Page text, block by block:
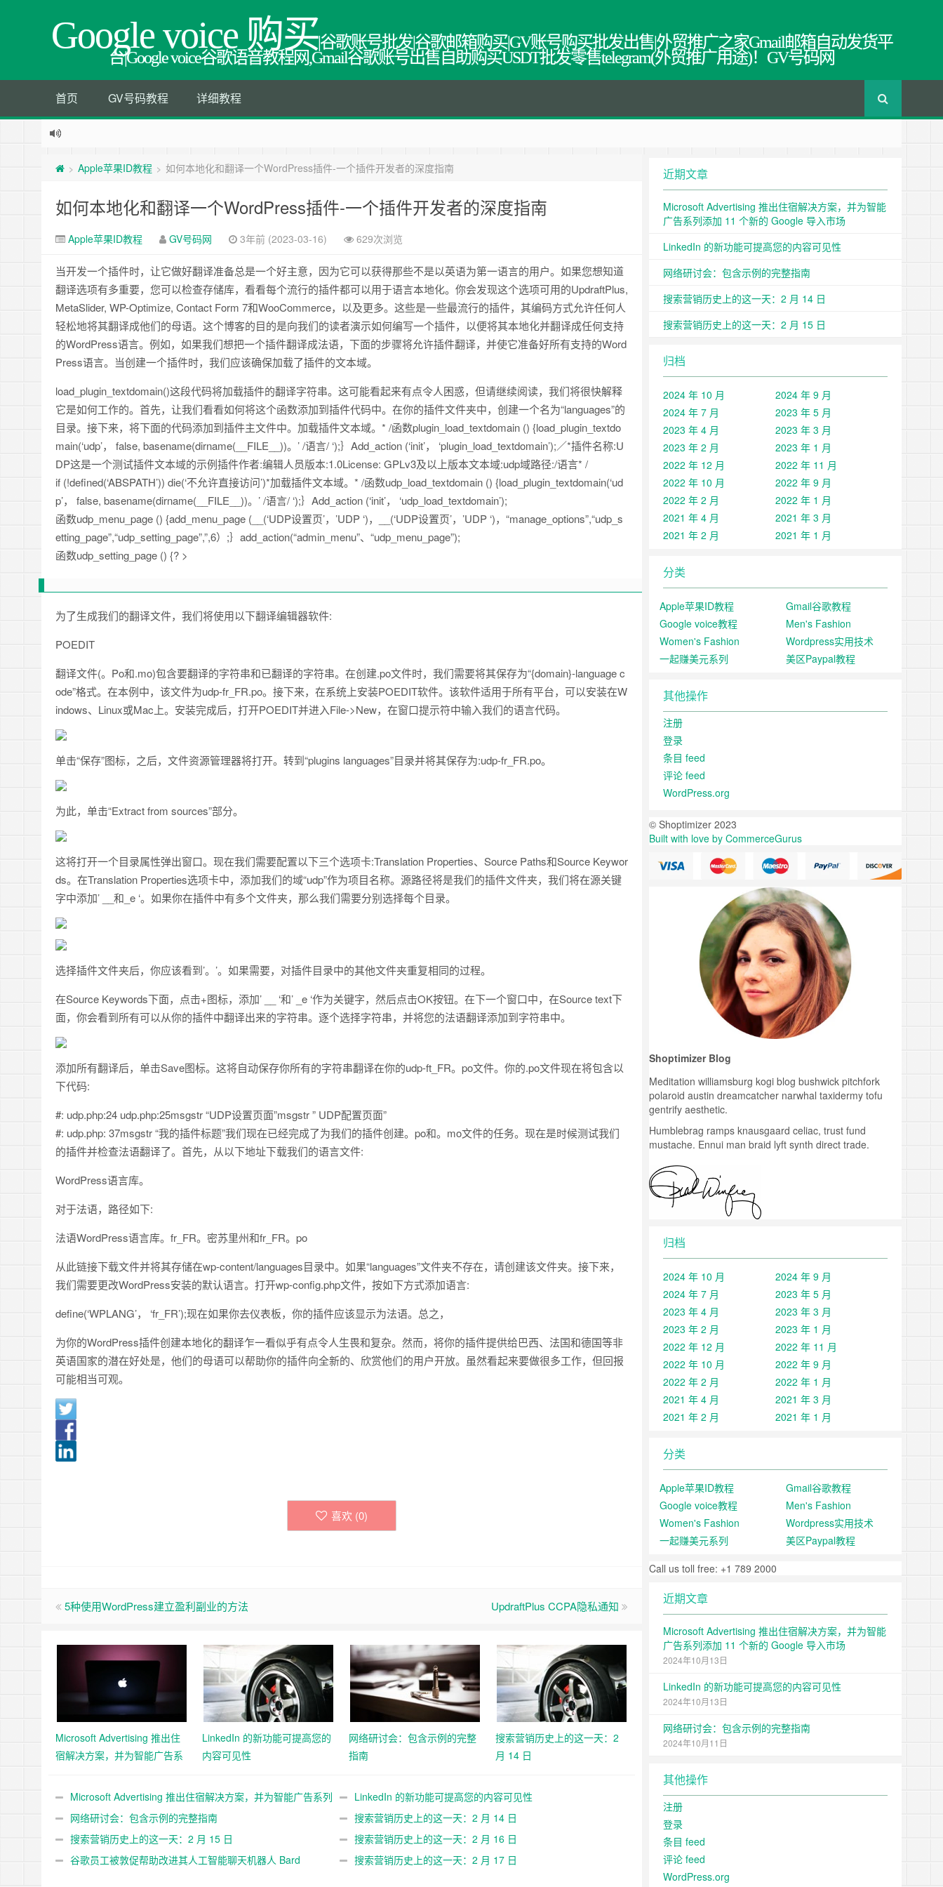
Google voice 购买|谷歌账号批发|谷歌邮箱购买|GV账号购买批发出售|外贸推广之家Gmail邮箱自动发货平
台|Google voice谷歌语音教程网,Gmail谷歌账号出售自助购买USDT批发零售telegram(外贸推广用途)！GV号码网
首页 GV号码教程 详细教程
> Apple苹果ID教程 > 如何本地化和翻译一个WordPress插件-一个插件开发者的深度指南
如何本地化和翻译一个WordPress插件-一个插件开发者的深度指南
Apple苹果ID教程 GV号码网 3年前 (2023-03-16) 629次浏览
当开发一个插件时，让它做好翻译准备总是一个好主意，因为它可以获得那些不是以英语为第一语言的用户。如果您想知道
翻译选项有多重要，您可以检查存储库，看看每个流行的插件都可以用于语言本地化。你会发现这个选项可用的UpdraftPlus,
MetaSlider, WP-Optimize, Contact Form 7和WooCommerce，以及更多。这些是一些最流行的插件，其编码方式允许任何人
轻松地将其翻译成他们的母语。这个博客的目的是向我们的读者演示如何编写一个插件，以便将其本地化并翻译成任何支持
的WordPress语言。例如，如果我们想把一个插件翻译成法语，下面的步骤将允许插件翻译，并使它准备好所有支持的Word
Press语言。当创建一个插件时，我们应该确保加载了插件的文本域。
load_plugin_textdomain()这段代码将加载插件的翻译字符串。这可能看起来有点令人困惑，但请继续阅读，我们将很快解释
它是如何工作的。首先，让我们看看如何将这个函数添加到插件代码中。在你的插件文件夹中，创建一个名为“languages”的
目录。接下来，将下面的代码添加到插件主文件中。加载插件文本域。* /函数plugin_load_textdomain () {load_plugin_textdo
main(‘udp’， false, basename(dirname(__FILE__))。’ /语言/ ‘);｝Add_action (‘init’， ‘plugin_load_textdomain’);／*插件名称:U
DP这是一个测试插件文本域的示例插件作者:编辑人员版本:1.0License: GPLv3及以上版本文本域:udp域路径:/语言* /
if (!defined(‘ABSPATH’)) die(‘不允许直接访问’)*加载插件文本域。* /函数udp_load_textdomain () {load_plugin_textdomain(‘ud
p’， false, basename(dirname(__FILE__))。’ /语言/ ‘);｝Add_action (‘init’， ‘udp_load_textdomain’);
函数udp_menu_page () {add_menu_page (__(‘UDP设置页’，’UDP ‘)，__(‘UDP设置页’，’UDP ‘)，“manage_options”,“udp_s
etting_page”,“udp_setting_page”,”,6）;｝add_action(“admin_menu”、“udp_menu_page”);
函数udp_setting_page () {? >
为了生成我们的翻译文件，我们将使用以下翻译编辑器软件:
POEDIT
翻译文件(。Po和.mo)包含要翻译的字符串和已翻译的字符串。在创建.po文件时，我们需要将其保存为“{domain}-language c
ode”格式。在本例中，该文件为udp-fr_FR.po。接下来，在系统上安装POEDIT软件。该软件适用于所有平台，可以安装在W
indows、Linux或Mac上。安装完成后，打开POEDIT并进入File->New，在窗口提示符中输入我们的语言代码。
单击“保存”图标，之后，文件资源管理器将打开。转到“plugins languages”目录并将其保存为:udp-fr_FR.po。
为此，单击“Extract from sources”部分。
这将打开一个目录属性弹出窗口。现在我们需要配置以下三个选项卡:Translation Properties、Source Paths和Source Keywor
ds。在Translation Properties选项卡中，添加我们的域“udp”作为项目名称。源路径将是我们的插件文件夹，我们将在源关键
字中添加’ __和_e ‘。如果你在插件中有多个文件夹，那么我们需要分别选择每个目录。
选择插件文件夹后，你应该看到’。’。如果需要，对插件目录中的其他文件夹重复相同的过程。
在Source Keywords下面，点击+图标，添加’ __ ‘和’ _e ‘作为关键字，然后点击OK按钮。在下一个窗口中，在Source text下
面，你会看到所有可以从你的插件中翻译出来的字符串。逐个选择字符串，并将您的法语翻译添加到字符串中。
添加所有翻译后，单击Save图标。这将自动保存你所有的字符串翻译在你的udp-ft_FR。po文件。你的.po文件现在将包含以
下代码:
#: udp.php:24 udp.php:25msgstr “UDP设置页面”msgstr ” UDP配置页面”
#: udp.php: 37msgstr “我的插件标题”我们现在已经完成了为我们的插件创建。po和。mo文件的任务。现在是时候测试我们
的插件并检查法语翻译了。首先，从以下地址下载我们的语言文件:
WordPress语言库。
对于法语，路径如下:
法语WordPress语言库。fr_FR。密苏里州和fr_FR。po
从此链接下载文件并将其存储在wp-content/languages目录中。如果“languages”文件夹不存在，请创建该文件夹。接下来，
我们需要更改WordPress安装的默认语言。打开wp-config.php文件，按如下方式添加语言:
define(‘WPLANG’， ‘fr_FR’);现在如果你去仪表板，你的插件应该显示为法语。总之，
为你的WordPress插件创建本地化的翻译乍一看似乎有点令人生畏和复杂。然而，将你的插件提供给巴西、法国和德国等非
英语国家的潜在好处是，他们的母语可以帮助你的插件向全新的、欣赏他们的用户开放。虽然看起来要做很多工作，但回报
可能相当可观。
喜欢 (0)
5种使用WordPress建立盈利副业的方法 UpdraftPlus CCPA隐私通知
Microsoft Advertising 推出住
宿解决方案，并为智能广告系
入市场
LinkedIn 的新功能可提高您的
内容可见性
网络研讨会：包含示例的完整
指南
搜索营销历史上的这一天：2
月 14 日
Microsoft Advertising 推出住宿解决方案，并为智能广告系列
添加 11 个新的 Google 导入市场
LinkedIn 的新功能可提高您的内容可见性
网络研讨会：包含示例的完整指南
搜索营销历史上的这一天：2 月 14 日
搜索营销历史上的这一天：2 月 15 日
搜索营销历史上的这一天：2 月 16 日
谷歌员工被敦促帮助改进其人工智能聊天机器人 Bard
搜索营销历史上的这一天：2 月 17 日
近期文章
Microsoft Advertising 推出住宿解决方案，并为智能
广告系列添加 11 个新的 Google 导入市场
LinkedIn 的新功能可提高您的内容可见性
网络研讨会：包含示例的完整指南
搜索营销历史上的这一天：2 月 14 日
搜索营销历史上的这一天：2 月 15 日
归档
2024 年 10 月
2024 年 9 月
2024 年 7 月
2023 年 5 月
2023 年 4 月
2023 年 3 月
2023 年 2 月
2023 年 1 月
2022 年 12 月
2022 年 11 月
2022 年 10 月
2022 年 9 月
2022 年 2 月
2022 年 1 月
2021 年 4 月
2021 年 3 月
2021 年 2 月
2021 年 1 月
分类
Apple苹果ID教程
Gmail谷歌教程
Google voice教程
Men's Fashion
Women's Fashion
Wordpress实用技术
一起赚美元系列
美区Paypal教程
其他操作
注册
登录
条目 feed
评论 feed
WordPress.org
© Shoptimizer 2023
Built with love by CommerceGurus
Shoptimizer Blog
Meditation williamsburg kogi blog bushwick pitchfork
polaroid austin dreamcatcher narwhal taxidermy tofu
gentrify aesthetic.
Humblebrag ramps knausgaard celiac, trust fund
mustache. Ennui man braid lyft synth direct trade.
归档
2024 年 10 月
2024 年 9 月
2024 年 7 月
2023 年 5 月
2023 年 4 月
2023 年 3 月
2023 年 2 月
2023 年 1 月
2022 年 12 月
2022 年 11 月
2022 年 10 月
2022 年 9 月
2022 年 2 月
2022 年 1 月
2021 年 4 月
2021 年 3 月
2021 年 2 月
2021 年 1 月
分类
Apple苹果ID教程
Gmail谷歌教程
Google voice教程
Men's Fashion
Women's Fashion
Wordpress实用技术
一起赚美元系列
美区Paypal教程
Call us toll free: +1 789 2000
近期文章
Microsoft Advertising 推出住宿解决方案，并为智能
广告系列添加 11 个新的 Google 导入市场
2024年10月13日
LinkedIn 的新功能可提高您的内容可见性
2024年10月13日
网络研讨会：包含示例的完整指南
2024年10月11日
其他操作
注册
登录
条目 feed
评论 feed
WordPress.org